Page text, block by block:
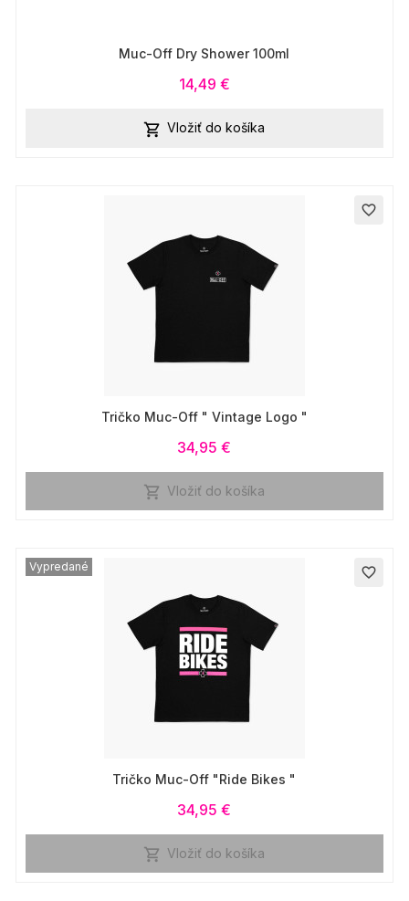
Muc-Off Dry Shower 100ml
14,49 €
 Vložiť do košíka
favorite_border
Tričko Muc-Off " Vintage Logo "
34,95 €
 Vložiť do košíka
favorite_border
Vypredané
Tričko Muc-Off "Ride Bikes "
34,95 €
 Vložiť do košíka